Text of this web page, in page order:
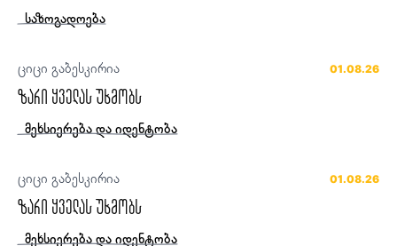
საზოგადოება
ციცი გაბესკირია 01.08.26
ზარი ყველას უხმობს
მეხსიერება და იდენტობა
ციცი გაბესკირია 01.08.26
ზარი ყველას უხმობს
მეხსიერება და იდენტობა